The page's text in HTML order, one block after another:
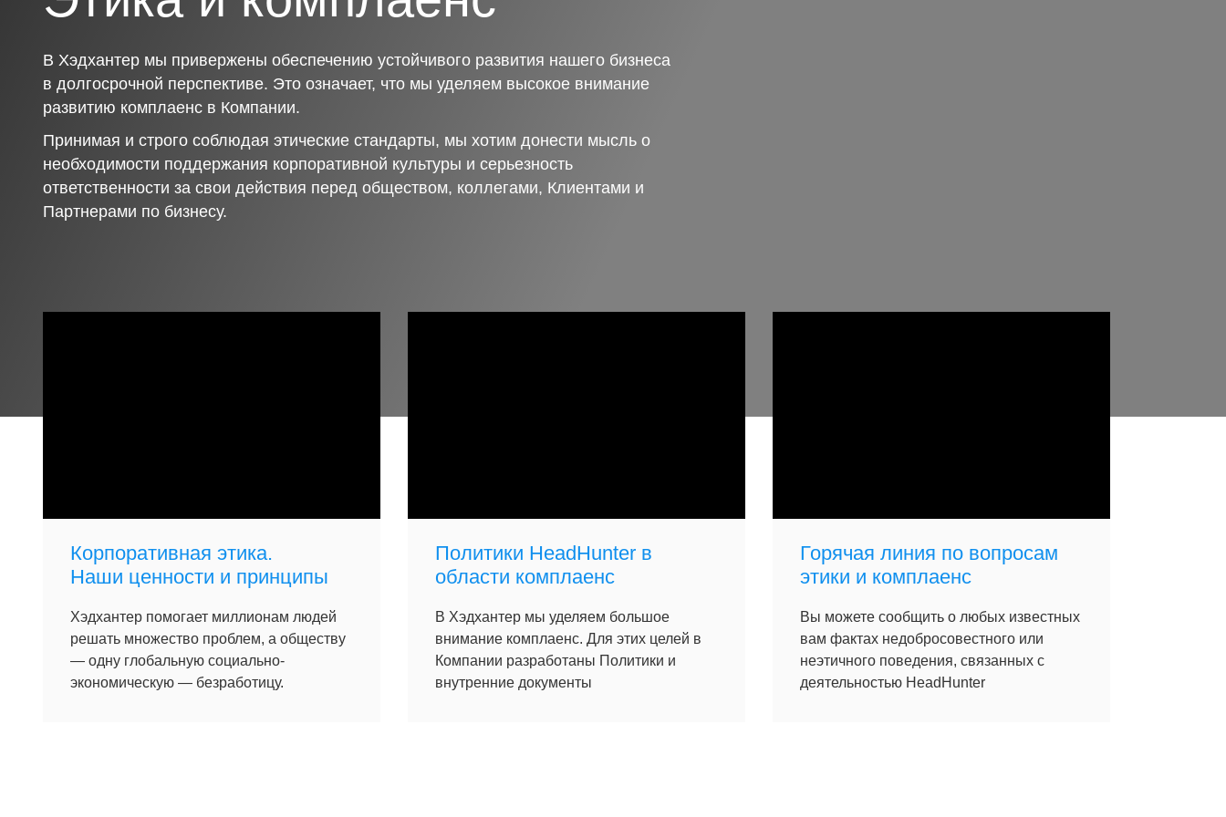
В Хэдхантер мы привержены обеспечению устойчивого развития нашего бизнеса
в долгосрочной перспективе. Это означает, что мы уделяем высокое внимание
развитию комплаенс в Компании.
Принимая и строго соблюдая этические стандарты, мы хотим донести мысль о
необходимости поддержания корпоративной культуры и серьезность
ответственности за свои действия перед обществом, коллегами, Клиентами и
Партнерами по бизнесу.
Корпоративная этика.
Наши ценности и принципы
Хэдхантер помогает миллионам людей
решать множество проблем, а обществу
— одну глобальную социально-
экономическую — безработицу.
Политики HeadHunter в
области комплаенс
В Хэдхантер мы уделяем большое
внимание комплаенс. Для этих целей в
Компании разработаны Политики и
внутренние документы
Горячая линия по вопросам
этики и комплаенс
Вы можете сообщить о любых известных
вам фактах недобросовестного или
неэтичного поведения, связанных с
деятельностью HeadHunter